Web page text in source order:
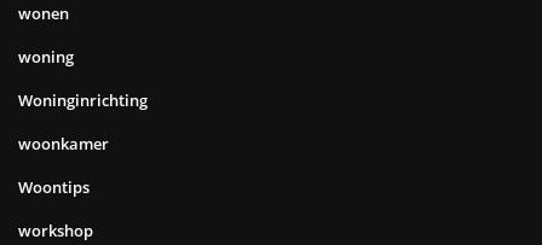
wonen
woning
Woninginrichting
woonkamer
Woontips
workshop